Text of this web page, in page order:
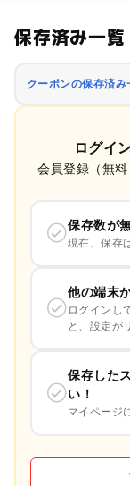
保存済み一覧
クーポンの保存済み
ログイ
会員登録（無
保存数が
現在、保存
他の端末
ログインし
と、設定が
保存した
い！
マイページ